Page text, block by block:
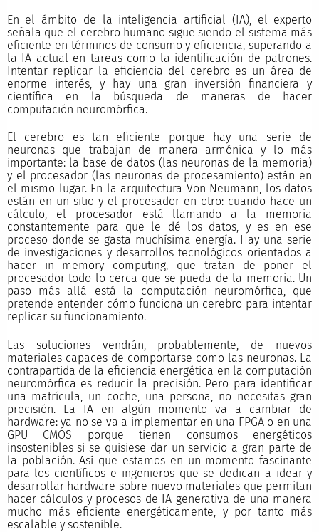
En el ámbito de la inteligencia artificial (IA), el experto
señala que el cerebro humano sigue siendo el sistema más
eficiente en términos de consumo y eficiencia, superando a
la IA actual en tareas como la identificación de patrones.
Intentar replicar la eficiencia del cerebro es un área de
enorme interés, y hay una gran inversión financiera y
científica en la búsqueda de maneras de hacer
computación neuromórfica.
El cerebro es tan eficiente porque hay una serie de
neuronas que trabajan de manera armónica y lo más
importante: la base de datos (las neuronas de la memoria)
y el procesador (las neuronas de procesamiento) están en
el mismo lugar. En la arquitectura Von Neumann, los datos
están en un sitio y el procesador en otro: cuando hace un
cálculo, el procesador está llamando a la memoria
constantemente para que le dé los datos, y es en ese
proceso donde se gasta muchísima energía. Hay una serie
de investigaciones y desarrollos tecnológicos orientados a
hacer in memory computing, que tratan de poner el
procesador todo lo cerca que se pueda de la memoria. Un
paso más allá está la computación neuromórfica, que
pretende entender cómo funciona un cerebro para intentar
replicar su funcionamiento.
Las soluciones vendrán, probablemente, de nuevos
materiales capaces de comportarse como las neuronas. La
contrapartida de la eficiencia energética en la computación
neuromórfica es reducir la precisión. Pero para identificar
una matrícula, un coche, una persona, no necesitas gran
precisión. La IA en algún momento va a cambiar de
hardware: ya no se va a implementar en una FPGA o en una
GPU CMOS porque tienen consumos energéticos
insostenibles si se quisiese dar un servicio a gran parte de
la población. Así que estamos en un momento fascinante
para los científicos e ingenieros que se dedican a idear y
desarrollar hardware sobre nuevo materiales que permitan
hacer cálculos y procesos de IA generativa de una manera
mucho más eficiente energéticamente, y por tanto más
escalable y sostenible.